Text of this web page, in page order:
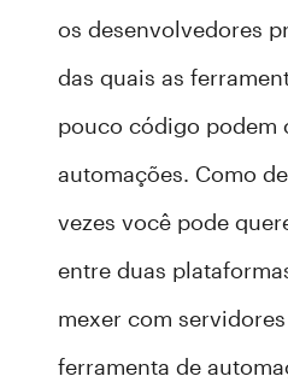
os desenvolvedores
das quais as
pouco código podem
automações. Como
vezes você pode
entre duas
mexer com servidores
ferramenta de